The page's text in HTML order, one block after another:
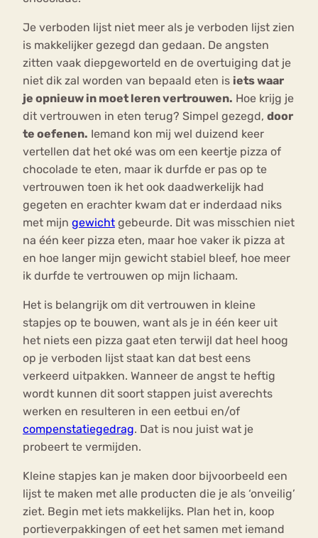
Je verboden lijst niet meer als je verboden lijst zien
is makkelijker gezegd dan gedaan. De angsten
zitten vaak diepgeworteld en de overtuiging dat je
niet dik zal worden van bepaald eten is iets waar
je opnieuw in moet leren vertrouwen. Hoe krijg je
dit vertrouwen in eten terug? Simpel gezegd, door
te oefenen. Iemand kon mij wel duizend keer
vertellen dat het oké was om een keertje pizza of
chocolade te eten, maar ik durfde er pas op te
vertrouwen toen ik het ook daadwerkelijk had
gegeten en erachter kwam dat er inderdaad niks
met mijn gewicht gebeurde. Dit was misschien niet
na één keer pizza eten, maar hoe vaker ik pizza at
en hoe langer mijn gewicht stabiel bleef, hoe meer
ik durfde te vertrouwen op mijn lichaam.
Het is belangrijk om dit vertrouwen in kleine
stapjes op te bouwen, want als je in één keer uit
het niets een pizza gaat eten terwijl dat heel hoog
op je verboden lijst staat kan dat best eens
verkeerd uitpakken. Wanneer de angst te heftig
wordt kunnen dit soort stappen juist averechts
werken en resulteren in een eetbui en/of
compenstatiegedrag. Dat is nou juist wat je
probeert te vermijden.
Kleine stapjes kan je maken door bijvoorbeeld een
lijst te maken met alle producten die je als ‘onveilig’
ziet. Begin met iets makkelijks. Plan het in, koop
portieverpakkingen of eet het samen met iemand